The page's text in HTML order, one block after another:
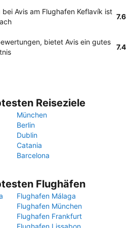
Avis am Flughafen Keflavík ist
7.6
bietet Avis ein gutes
7.4
Reiseziele
München
Berlin
Dublin
Catania
Barcelona
Flughäfen
Flughafen Málaga
Flughafen München
Flughafen Frankfurt
Flughafen Lissabon